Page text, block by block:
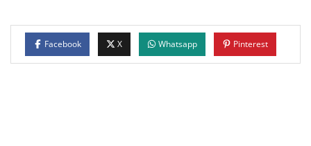
Facebook X Whatsapp Pinterest